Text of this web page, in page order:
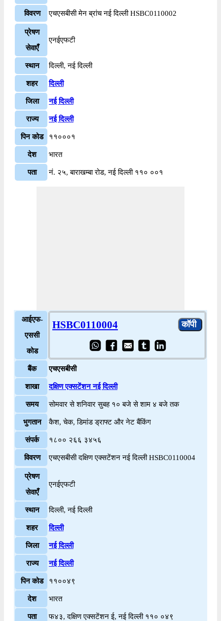
विवरण एचएसबीसी मेन ब्रांच नई दिल्ली HSBC0110002
प्रेषण
सेवाएँ
एनईएफटी
स्थान दिल्ली, नई दिल्ली
शहर दिल्ली
जिला नई दिल्ली
राज्य नई दिल्ली
पिन कोड ११०००१
देश भारत
पता नं. २५, बाराखम्बा रोड, नई दिल्ली ११० ००१
आईएफ-
एससी
कोड
HSBC0110004
बैंक एचएसबीसी
शाखा दक्षिण एक्सटेंशन नई दिल्ली
समय सोमवार से शनिवार सुबह १० बजे से शाम ४ बजे तक
भुगतान कैश, चेक, डिमांड ड्राफ्ट और नेट बैंकिंग
संपर्क १८०० २६६ ३४५६
विवरण एचएसबीसी दक्षिण एक्सटेंशन नई दिल्ली HSBC0110004
प्रेषण
सेवाएँ
एनईएफटी
स्थान दिल्ली, नई दिल्ली
शहर दिल्ली
जिला नई दिल्ली
राज्य नई दिल्ली
पिन कोड ११००४९
देश भारत
पता फ४३, दक्षिण एक्सटेंशन ई, नई दिल्ली ११० ०४९